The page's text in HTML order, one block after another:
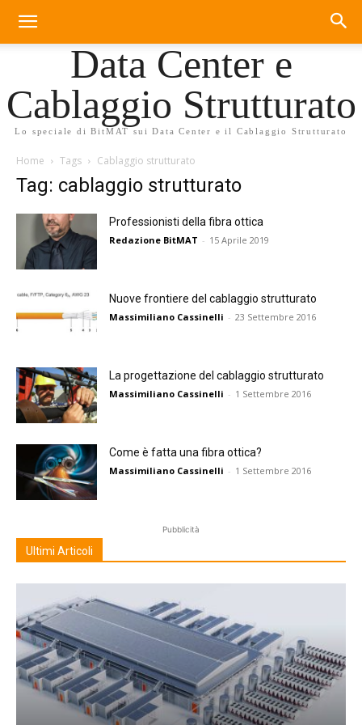
Data Center e
Cablaggio Strutturato
Lo speciale di BitMAT sui Data Center e il Cablaggio Strutturato
Home Tags Cablaggio strutturato
Tag: cablaggio strutturato
Professionisti della fibra ottica
Redazione BitMAT - 15 Aprile 2019
Nuove frontiere del cablaggio strutturato
Massimiliano Cassinelli - 23 Settembre 2016
La progettazione del cablaggio strutturato
Massimiliano Cassinelli - 1 Settembre 2016
Come è fatta una fibra ottica?
Massimiliano Cassinelli - 1 Settembre 2016
Pubblicità
Ultimi Articoli